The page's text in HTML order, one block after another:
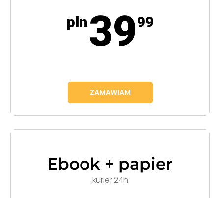
pln3999
ZAMAWIAM
Ebook + papier
kurier 24h